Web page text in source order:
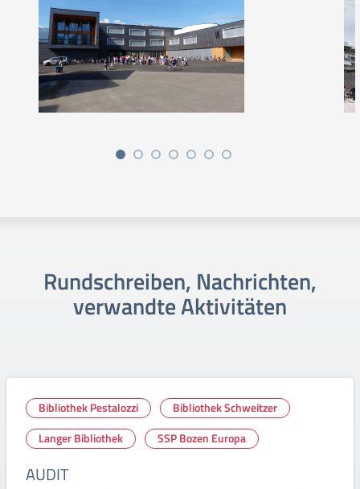
Rundschreiben, Nachrichten,
verwandte Aktivitäten
Bibliothek Pestalozzi
Bibliothek Schweitzer
Langer Bibliothek
SSP Bozen Europa
AUDIT